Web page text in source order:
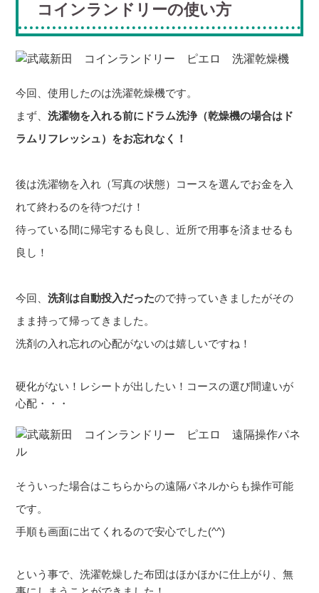
コインランドリーの使い方
今回、使用したのは洗濯乾燥機です。
まず、洗濯物を入れる前にドラム洗浄（乾燥機の場合はド
ラムリフレッシュ）をお忘れなく！
後は洗濯物を入れ（写真の状態）コースを選んでお金を入
れて終わるのを待つだけ！
待っている間に帰宅するも良し、近所で用事を済ませるも
良し！
今回、洗剤は自動投入だったので持っていきましたがその
まま持って帰ってきました。
洗剤の入れ忘れの心配がないのは嬉しいですね！
硬化がない！レシートが出したい！コースの選び間違いが
心配・・・
そういった場合はこちらからの遠隔パネルからも操作可能
です。
手順も画面に出てくれるので安心でした(^^)
という事で、洗濯乾燥した布団はほかほかに仕上がり、無